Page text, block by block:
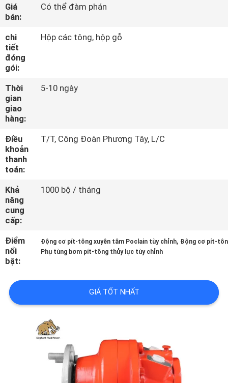
MÁY
KIỂM
SOÁT
CHẤT
LƯỢNG
LIÊN
HỆ
CHÚNG
TÔI
TIN
TỨC
CÁC
TRƯỜNG
HỢP
Giá
bán:
Có thể đàm phán
chi
tiết
đóng
gói:
Hộp các tông, hộp gỗ
Thời
gian
giao
hàng:
5-10 ngày
Điều
khoản
thanh
toán:
T/T, Công Đoàn Phương Tây, L/C
Khả
năng
cung
cấp:
1000 bộ / tháng
Điểm
nổi
bật:
Động cơ pít-tông xuyên tâm Poclain tùy chỉnh, Động cơ pít-
Phụ tùng bơm pít-tông thủy lực tùy chỉnh
GIÁ TỐT NHẤT